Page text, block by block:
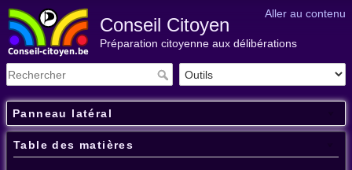
Aller au contenu
Conseil Citoyen
Préparation citoyenne aux délibérations
Panneau latéral
Table des matières